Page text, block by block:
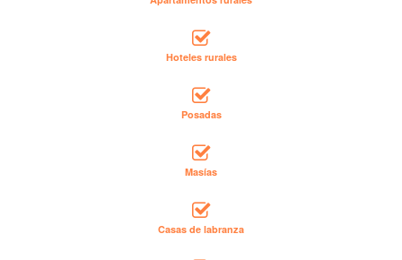
Hoteles rurales
Posadas
Masías
Casas de labranza